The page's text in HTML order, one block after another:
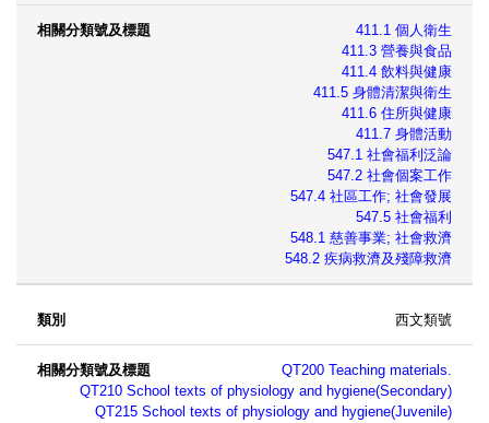
411.1 個人衛生
411.3 營養與食品
411.4 飲料與健康
411.5 身體清潔與衛生
411.6 住所與健康
411.7 身體活動
547.1 社會福利泛論
547.2 社會個案工作
547.4 社區工作; 社會發展
547.5 社會福利
548.1 慈善事業; 社會救濟
548.2 疾病救濟及殘障救濟
西文類號
QT200 Teaching materials.
QT210 School texts of physiology and hygiene(Secondary)
QT215 School texts of physiology and hygiene(Juvenile)